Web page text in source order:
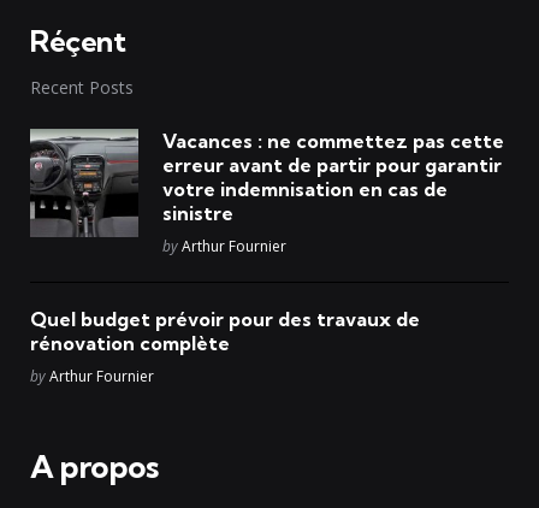
Réçent
Recent Posts
Vacances : ne commettez pas cette
erreur avant de partir pour garantir
votre indemnisation en cas de
sinistre
Posted
byArthur Fournier
Quel budget prévoir pour des travaux de
rénovation complète
Posted
byArthur Fournier
A propos